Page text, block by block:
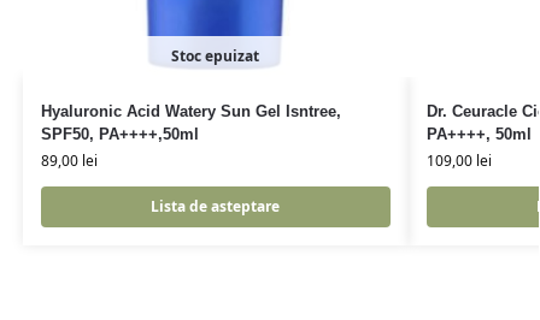
Stoc epuizat
Hyaluronic Acid Watery Sun Gel Isntree,
SPF50, PA++++,50ml
89,00 lei
Lista de asteptare
Dr. Ceuracle
PA++++, 50ml
109,00 lei